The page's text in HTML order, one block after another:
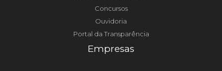
Concursos
Ouvidoria
Portal da Transparência
Empresas